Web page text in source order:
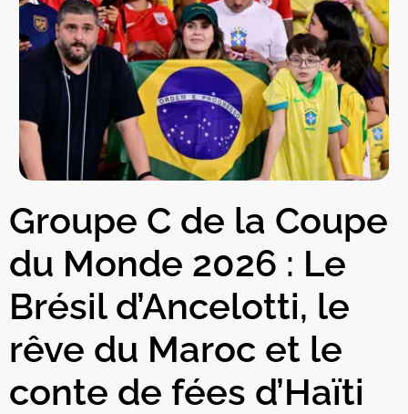
Groupe C de la Coupe
du Monde 2026 : Le
Brésil d’Ancelotti, le
rêve du Maroc et le
conte de fées d’Haïti